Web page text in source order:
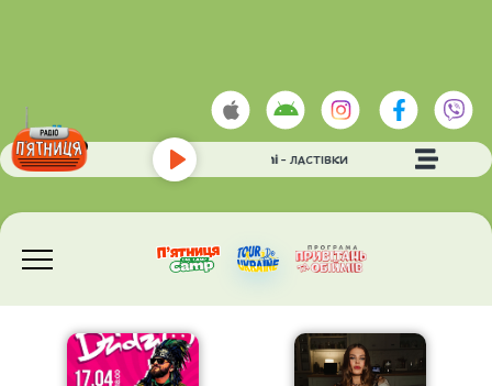
Play
Chico & Qatoshi- ЛАСТІВКИ